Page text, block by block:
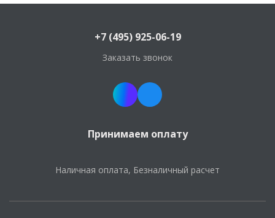
16
+7 (495) 925-06-19
Заказать звонок
Принимаем оплату
Наличная оплата, Безналичный расчет